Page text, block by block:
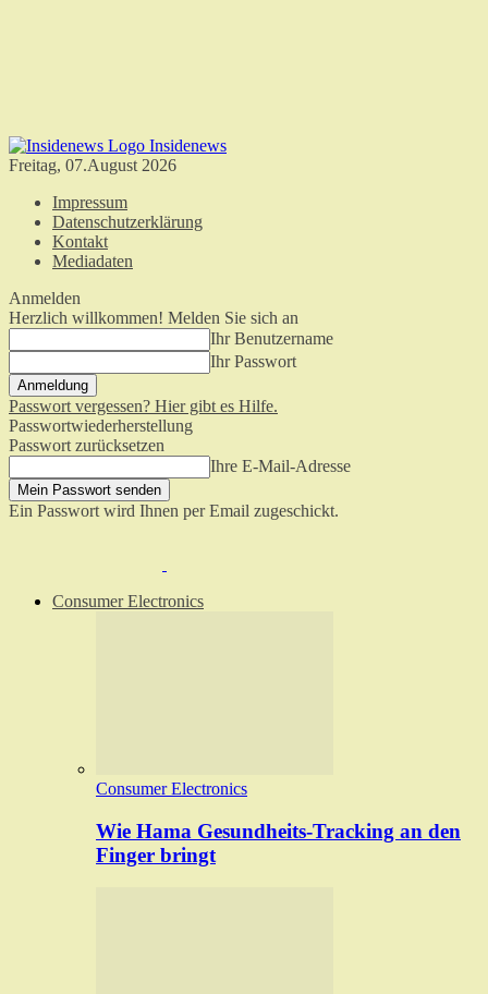
Insidenews
Freitag, 07.August 2026
Impressum
Datenschutzerklärung
Kontakt
Mediadaten
Anmelden
Herzlich willkommen! Melden Sie sich an
Ihr Benutzername
Ihr Passwort
Passwort vergessen? Hier gibt es Hilfe.
Passwortwiederherstellung
Passwort zurücksetzen
Ihre E-Mail-Adresse
Ein Passwort wird Ihnen per Email zugeschickt.
Consumer Electronics
Consumer Electronics
Wie Hama Gesundheits-Tracking an den
Finger bringt